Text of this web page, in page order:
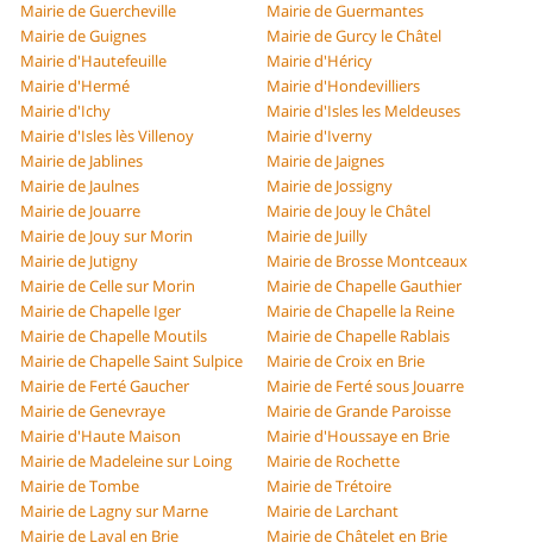
Mairie de Guercheville
Mairie de Guermantes
Mairie de Guignes
Mairie de Gurcy le Châtel
Mairie d'Hautefeuille
Mairie d'Héricy
Mairie d'Hermé
Mairie d'Hondevilliers
Mairie d'Ichy
Mairie d'Isles les Meldeuses
Mairie d'Isles lès Villenoy
Mairie d'Iverny
Mairie de Jablines
Mairie de Jaignes
Mairie de Jaulnes
Mairie de Jossigny
Mairie de Jouarre
Mairie de Jouy le Châtel
Mairie de Jouy sur Morin
Mairie de Juilly
Mairie de Jutigny
Mairie de Brosse Montceaux
Mairie de Celle sur Morin
Mairie de Chapelle Gauthier
Mairie de Chapelle Iger
Mairie de Chapelle la Reine
Mairie de Chapelle Moutils
Mairie de Chapelle Rablais
Mairie de Chapelle Saint Sulpice
Mairie de Croix en Brie
Mairie de Ferté Gaucher
Mairie de Ferté sous Jouarre
Mairie de Genevraye
Mairie de Grande Paroisse
Mairie d'Haute Maison
Mairie d'Houssaye en Brie
Mairie de Madeleine sur Loing
Mairie de Rochette
Mairie de Tombe
Mairie de Trétoire
Mairie de Lagny sur Marne
Mairie de Larchant
Mairie de Laval en Brie
Mairie de Châtelet en Brie